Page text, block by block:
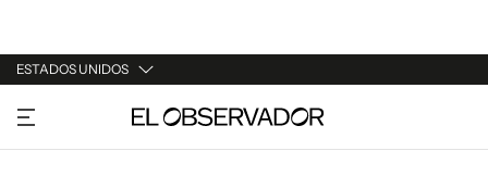
ESTADOS UNIDOS
URUGUAY
ARGENTINA